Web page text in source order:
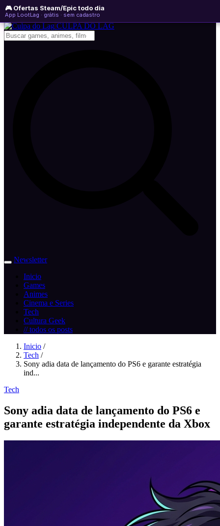
🎮 Ofertas Steam/Epic todo dia
App LootLag · grátis · sem cadastro
quinta-feira, 06 de agosto de 2026
Newsletter
CULPA DO LAG
Newsletter
Inicio
Games
Animes
Cinema e Series
Tech
Cultura Geek
// todos os posts
Inicio /
Tech /
Sony adia data de lançamento do PS6 e garante estratégia
ind...
Tech
Sony adia data de lançamento do PS6 e
garante estratégia independente da Xbox